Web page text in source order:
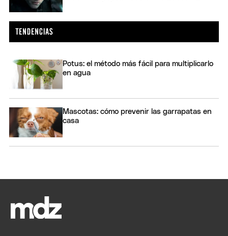
Potus: el método más fácil para multiplicarlo
en agua
Mascotas: cómo prevenir las garrapatas en
casa